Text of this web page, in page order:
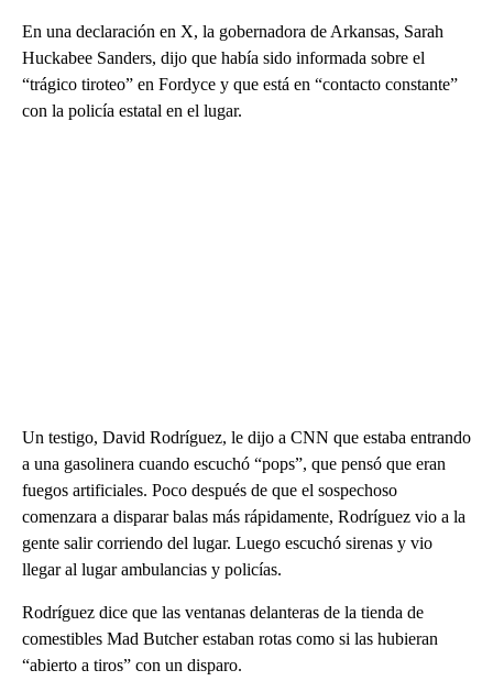
En una declaración en X, la gobernadora de Arkansas, Sarah
Huckabee Sanders, dijo que había sido informada sobre el
“trágico tiroteo” en Fordyce y que está en “contacto constante”
con la policía estatal en el lugar.
Un testigo, David Rodríguez, le dijo a CNN que estaba entrando
a una gasolinera cuando escuchó “pops”, que pensó que eran
fuegos artificiales. Poco después de que el sospechoso
comenzara a disparar balas más rápidamente, Rodríguez vio a la
gente salir corriendo del lugar. Luego escuchó sirenas y vio
llegar al lugar ambulancias y policías.
Rodríguez dice que las ventanas delanteras de la tienda de
comestibles Mad Butcher estaban rotas como si las hubieran
“abierto a tiros” con un disparo.